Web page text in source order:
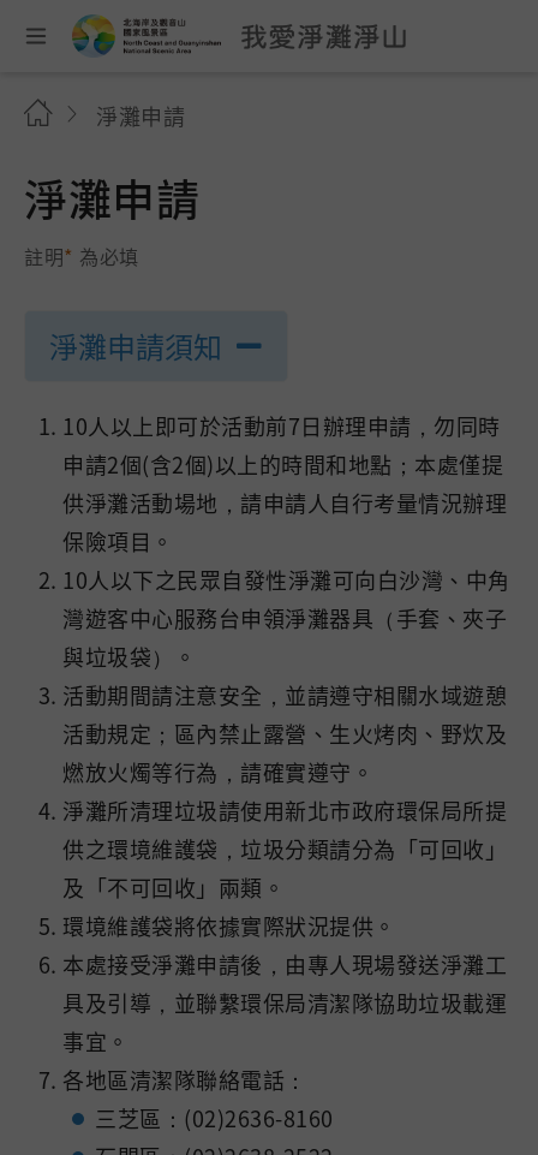
淨灘申請
淨灘申請
註明* 為必填
淨灘申請須知
10人以上即可於活動前7日辦理申請，勿同時
申請2個(含2個)以上的時間和地點；本處僅提
供淨灘活動場地，請申請人自行考量情況辦理
保險項目。
10人以下之民眾自發性淨灘可向白沙灣、中角
灣遊客中心服務台申領淨灘器具（手套、夾子
與垃圾袋）。
活動期間請注意安全，並請遵守相關水域遊憩
活動規定；區內禁止露營、生火烤肉、野炊及
燃放火燭等行為，請確實遵守。
淨灘所清理垃圾請使用新北市政府環保局所提
供之環境維護袋，垃圾分類請分為「可回收」
及「不可回收」兩類。
環境維護袋將依據實際狀況提供。
本處接受淨灘申請後，由專人現場發送淨灘工
具及引導，並聯繫環保局清潔隊協助垃圾載運
事宜。
各地區清潔隊聯絡電話：
三芝區：(02)2636-8160